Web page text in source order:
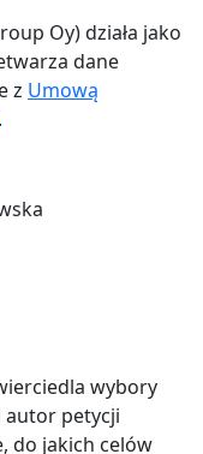
Oy) działa jako
dane
z Umową
.
wybory
autor petycji
do jakich celów